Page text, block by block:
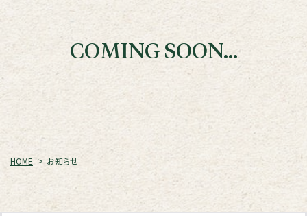
COMING SOON...
HOME お知らせ